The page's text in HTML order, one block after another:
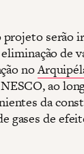
projeto serão
de
no
ao
da
gases de